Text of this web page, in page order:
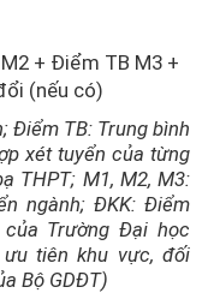
+ Điểm TB M3 +
(nếu có)
TB: Trung bình
xét tuyển của từng
THPT; M1, M2, M3:
ngành; ĐKK: Điểm
Trường Đại học
tiên khu vực, đối
Bộ GDĐT)